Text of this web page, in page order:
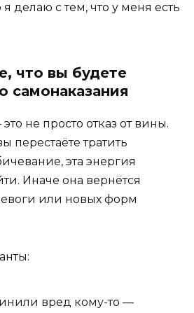
я делаю с тем, что у меня есть
что вы будете
самонаказания
не просто отказ от вины.
перестаёте тратить
эта энергия
Иначе она вернётся
или новых форм
вред кому-то —